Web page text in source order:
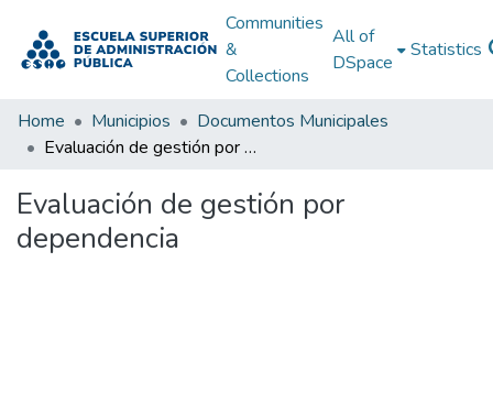
Communities
&
Collections
All of
DSpace
Statistics
Home Municipios
Documentos Municipales
Evaluación de gestión por dependencia
Evaluación de gestión por
dependencia